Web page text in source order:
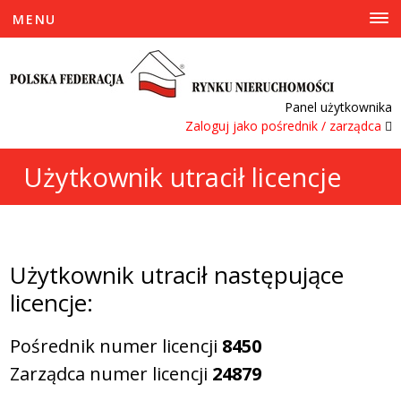
Panel użytkownika
Zaloguj jako pośrednik / zarządca
MENU
Użytkownik utracił licencje
Użytkownik utracił następujące
licencje:
Pośrednik numer licencji 8450
Zarządca numer licencji 24879